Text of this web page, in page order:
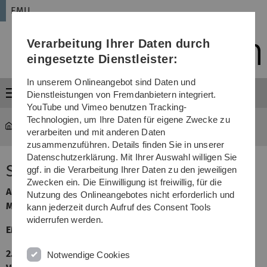
Direkt
Direkt
Direkt
(Sprache,
Drucken,
Media)
Direkt
Direkt
EMU
Menü
SCHWARZWEISS
Ausstellung in der Galerie"The Laboratorium"
Musisches Zentrum Universität Ulm
EMU - Experimentelle Musik und Kunst
2. Febr. - 15. Juni 2007
Verarbeitung Ihrer Daten durch
eingesetzte Dienstleister:
In unserem Onlineangebot sind Daten und
Dienstleistungen von Fremdanbietern integriert.
YouTube und Vimeo benutzen Tracking-
Technologien, um Ihre Daten für eigene Zwecke zu
verarbeiten und mit anderen Daten
zusammenzuführen. Details finden Sie in unserer
Datenschutzerklärung. Mit Ihrer Auswahl willigen Sie
ggf. in die Verarbeitung Ihrer Daten zu den jeweiligen
Zwecken ein. Die Einwilligung ist freiwillig, für die
Nutzung des Onlineangebotes nicht erforderlich und
kann jederzeit durch Aufruf des Consent Tools
widerrufen werden.
Notwendige Cookies